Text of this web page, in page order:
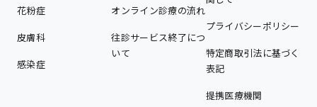
花粉症
皮膚科
感染症
オンライン診療の流れ
往診サービス終了につ
いて
プライバシーポリシー
特定商取引法に基づく
表記
提携医療機関